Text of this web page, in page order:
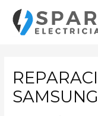
contenido